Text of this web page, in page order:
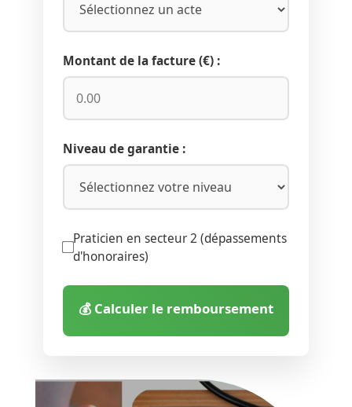
Montant de la facture (€) :
Niveau de garantie :
Praticien en secteur 2 (dépassements
d'honoraires)
💰 Calculer le remboursement